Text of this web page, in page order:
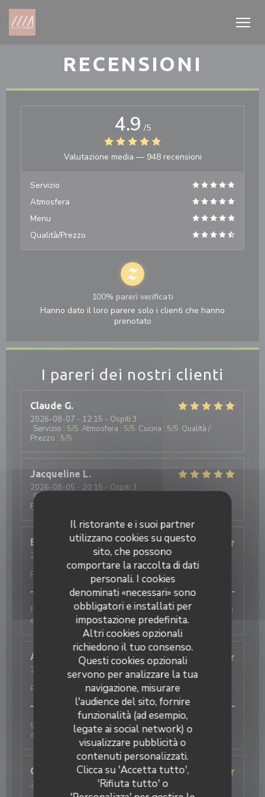
Personalizzazione delle tue scelte sui cookie
Il ristorante e i suoi partner
utilizzano cookies su questo
sito, che possono
comportare la raccolta di dati
personali. I cookies
denominati «necessari» sono
obbligatori e installati per
impostazione predefinita.
Altri cookies opzionali
richiedono il tuo consenso.
Questi cookies opzionali
servono per analizzare la tua
navigazione, misurare
l'audience del sito, fornire
funzionalità (ad esempio,
legate ai social network) o
visualizzare pubblicità o
contenuti personalizzati.
Clicca su 'Accetta tutto',
'Rifiuta tutto' o
RECENSIONI
I pareri dei nostri clienti
Claude G
2026-08-07 - 12:15 - Ospiti 3
Servizio : 5/5 Atmosfera : 5/5 Cucina : 5/5 Qualità /
Prezzo : 5/5
Jacqueline L
2026-08-05 - 20:15 - Ospiti 3
Servizio
Prezzo
Eric
2026-08-06
- 20:00 - Ospiti 1
5/5 Atmosfera: 5/5 Cucina:5 /5 Qualità /
Prezzo
Produits de qualité, cuisine fine et originale. Une belle
expérience
Annie
2026-08-05- 12:30 - Ospiti 2
5/5 Atmosfera: 5/5 Cucina:5 /5 Qualità /
Prezzo
galettes originales et délicieuses , bien
accompagnées par le cidre
Christelle
B
2026-07-25
- 20:15 - Ospiti 4
5/5 Atmosfera:5/5 Cucina:5/5 Qualità /
4.9 /5
Valutazione media — 948 recensioni
Servizio
Atmosfera
Menu
Qualità/Prezzo
100% pareri verificati
Hanno dato il loro parere solo i clienti che hanno
prenotato